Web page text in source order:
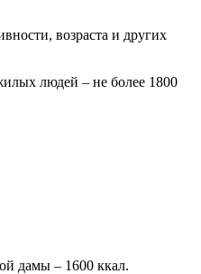
возраста и других
людей – не более 1800
дамы – 1600 ккал.